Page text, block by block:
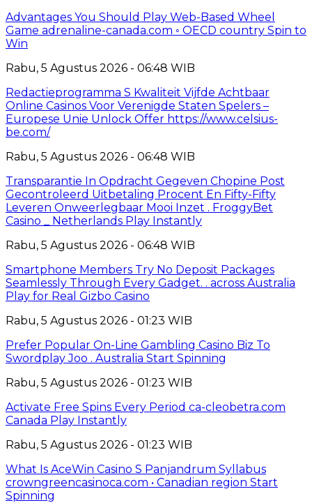
Advantages You Should Play Web-Based Wheel
Game adrenaline-canada.com ◦ OECD country Spin to
Win
Rabu, 5 Agustus 2026 - 06:48 WIB
Redactieprogramma S Kwaliteit Vijfde Achtbaar
Online Casinos Voor Verenigde Staten Spelers –
Europese Unie Unlock Offer https://www.celsius-
be.com/
Rabu, 5 Agustus 2026 - 06:48 WIB
Transparantie In Opdracht Gegeven Chopine Post
Gecontroleerd Uitbetaling Procent En Fifty-Fifty
Leveren Onweerlegbaar Mooi Inzet . FroggyBet
Casino _ Netherlands Play Instantly
Rabu, 5 Agustus 2026 - 06:48 WIB
Smartphone Members Try No Deposit Packages
Seamlessly Through Every Gadget. . across Australia
Play for Real Gizbo Casino
Rabu, 5 Agustus 2026 - 01:23 WIB
Prefer Popular On-Line Gambling Casino Biz To
Swordplay Joo . Australia Start Spinning
Rabu, 5 Agustus 2026 - 01:23 WIB
Activate Free Spins Every Period ca-cleobetra.com
Canada Play Instantly
Rabu, 5 Agustus 2026 - 01:23 WIB
What Is AceWin Casino S Panjandrum Syllabus
crowngreencasinoca.com • Canadian region Start
Spinning